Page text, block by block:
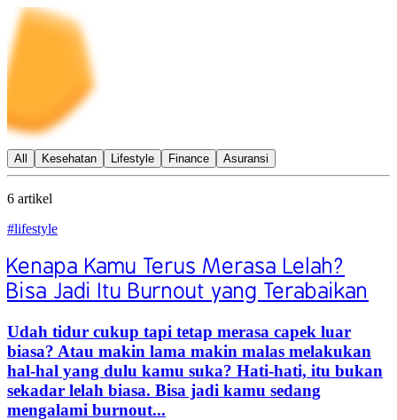
All Kesehatan Lifestyle Finance Asuransi
6 artikel
#lifestyle
Kenapa Kamu Terus Merasa Lelah?
Bisa Jadi Itu Burnout yang Terabaikan
Udah tidur cukup tapi tetap merasa capek luar
biasa? Atau makin lama makin malas melakukan
hal-hal yang dulu kamu suka? Hati-hati, itu bukan
sekadar lelah biasa. Bisa jadi kamu sedang
mengalami burnout...